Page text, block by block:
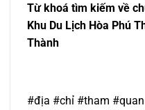
Từ khoá tìm kiếm về
Khu Du Lịch Hòa Phú
Thành
#địa #chỉ #tham